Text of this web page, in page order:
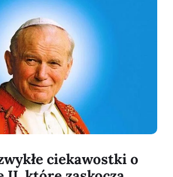
ciekawostki o